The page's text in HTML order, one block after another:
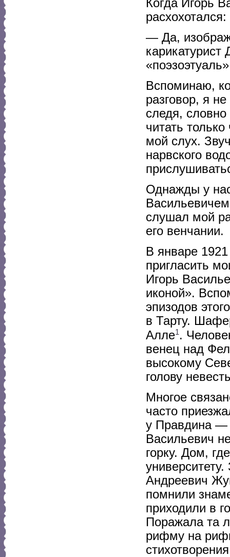
Когда Игорь
расхохотался:
— Да,
Вспоминаю,
разговор, я
следя, словно
читать
мой слух.
нарвского
Однажды у
слушал мой
его венчании.
В январе
пригласить
Игорь
иконой».
эпизодов
в Тарту.
Алле1.
венец над
высокому
голову
Многое
часто
у Правдина —
Васильевич
горку. Дом,
Андреевич
помнили
приходили в
Поражала та
рифму на